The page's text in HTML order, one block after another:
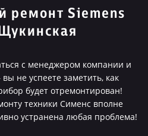
ремонт Siemens
с менеджером компании и
не успеете заметить, как
будет отремонтирован!
техники Сименс вполне
устранена любая проблема!